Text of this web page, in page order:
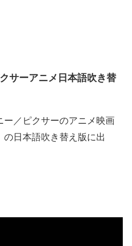
サーアニメ日本語吹き替
ー／ピクサーのアニメ映画
の日本語吹き替え版に出